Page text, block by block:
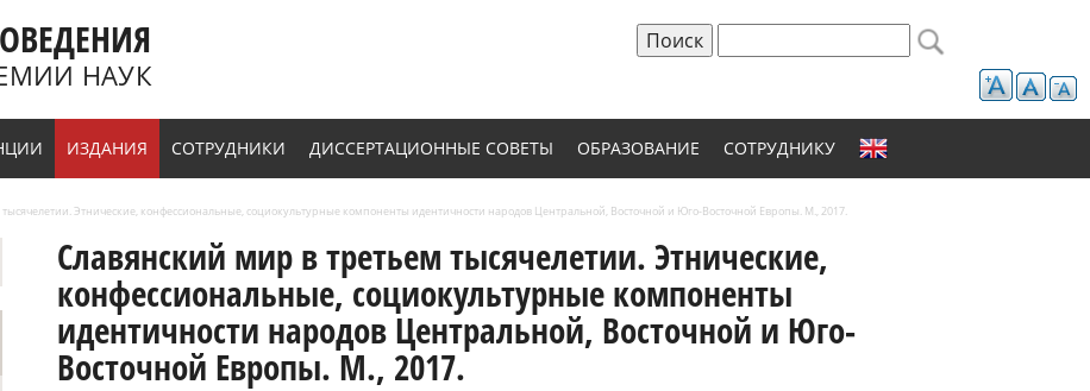
НАУК Форма поиска
ИЗДАНИЯ СОТРУДНИКИ ДИССЕРТАЦИОННЫЕ СОВЕТЫ ОБРАЗОВАНИЕ СОТРУДНИКУ
Этнические, конфессиональные, социокультурные компоненты идентичности народов Центральной, Восточной и Юго-Восточной Европы. М., 2017.
Славянский мир в третьем тысячелетии. Этнические,
конфессиональные, социокультурные компоненты
идентичности народов Центральной, Восточной и Юго-
Восточной Европы. М., 2017.